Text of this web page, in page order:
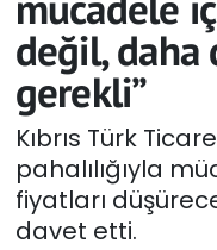
değil, daha
gerekli”
Kıbrıs Türk
pahalılığıyla
fiyatları
davet etti.
Foto Galeri
GEZİ
Güncel
Gündem
Haber Arşivi